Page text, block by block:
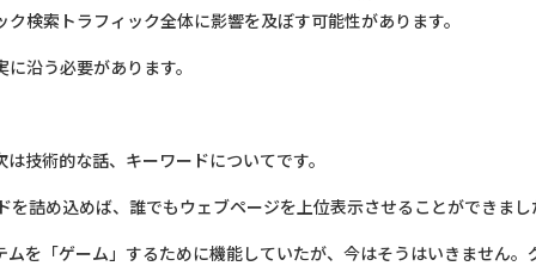
検索トラフィック全体に影響を及ぼす可能性があります。
沿う必要があります。
技術的な話、キーワードについてです。
詰め込めば、誰でもウェブページを上位表示させることができまし
を「ゲーム」するために機能していたが、今はそうはいきません。